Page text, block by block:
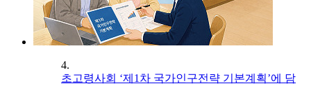
4.
초고령사회 ‘제1차 국가인구전략 기본계획’에 담